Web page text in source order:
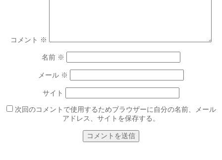
コメント ※
名前 ※
メール ※
サイト
次回のコメントで使用するためブラウザーに自分の名前、メール
アドレス、サイトを保存する。